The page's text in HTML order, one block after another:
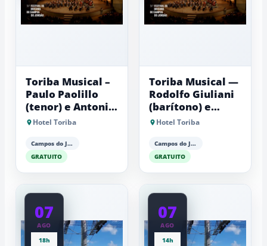
Toriba Musical –
Paulo Paolillo
(tenor) e Antonio
Luiz Barker
Hotel Toriba
Campos do Jordão
GRATUITO
Toriba Musical —
Rodolfo Giuliani
(barítono) e
Antonio Luiz
Hotel Toriba
Campos do Jordão
GRATUITO
07
AGO
18h
07
AGO
14h